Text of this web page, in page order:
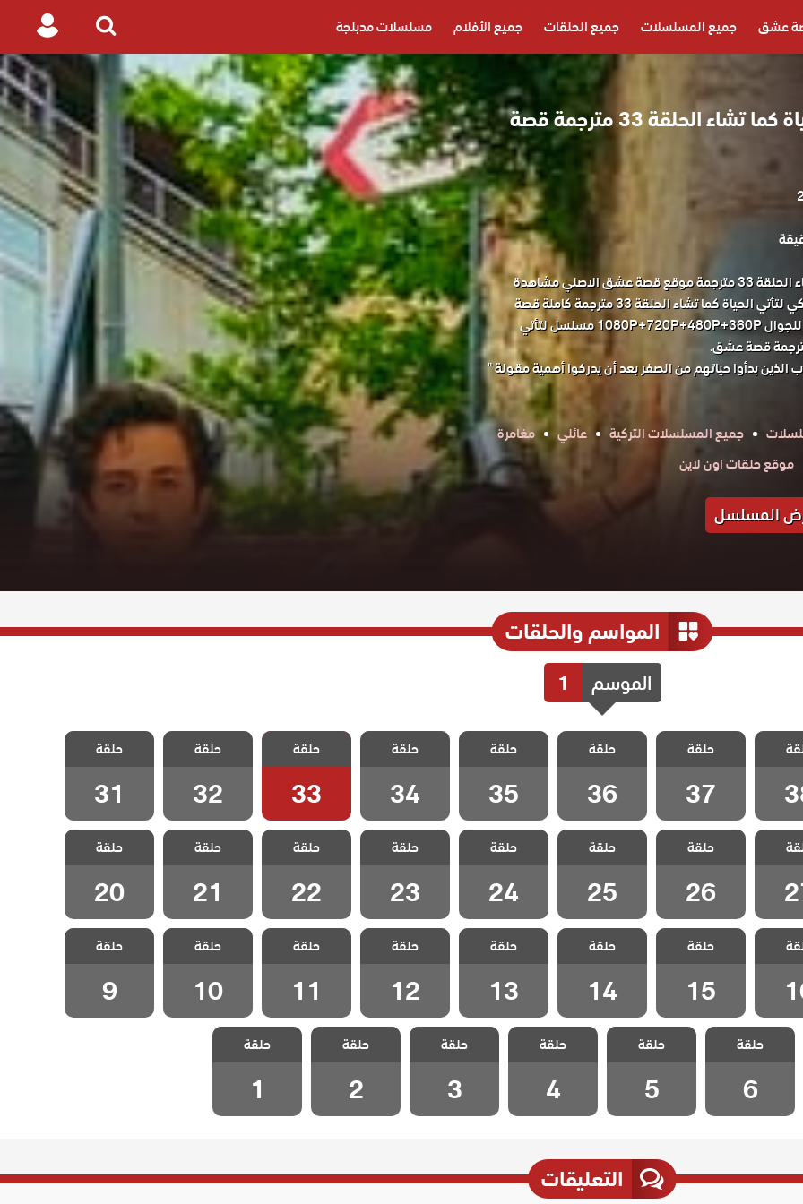
عشق جميع المسلسلات جميع الحلقات جميع الأفلام مسلسلات مدبلجة
Search
for
Login
مسلسل لتأتي الحياة كما تشاء الحلقة 33 مترجمة قصة
مسلسل لتأتي الحياة كما تشاء الحلقة 33 مترجمة موقع قصة عشق الاصلي مشاهدة
وتحميل حصريا المسلسل التركي لتأتي الحياة كما تشاء الحلقة 33 مترجمة كاملة قصة
عشق باكثر من جودة مناسبة للجوال 1080P+720P+480P+360P مسلسل لتأتي
الذين بدأوا حياتهم من الصفر بعد أن يدركوا أهمية مقولة "
جميع المسلسلات التركية عائلي
مغامرة
موقع حلقات اون لاين
المسلسل
المواسم والحلقات
الموسم 1
لتأتي
تشاء
38
مسلسل لتأتي
الحياة كما تشاء
الحلقة 37
حلقة
37
مسلسل لتأتي
الحياة كما تشاء
الحلقة 36
حلقة
36
مسلسل لتأتي
الحياة كما تشاء
الحلقة 35
حلقة
35
مسلسل لتأتي
الحياة كما تشاء
الحلقة 34
حلقة
34
مسلسل لتأتي
الحياة كما تشاء
الحلقة 33
حلقة
33
مسلسل لتأتي
الحياة كما تشاء
الحلقة 32
حلقة
32
مسلسل لتأتي
الحياة كما تشاء
الحلقة 31
حلقة
31
لتأتي
تشاء
27
مسلسل لتأتي
الحياة كما تشاء
الحلقة 26
حلقة
26
مسلسل لتأتي
الحياة كما تشاء
الحلقة 25
حلقة
25
مسلسل لتأتي
الحياة كما تشاء
الحلقة 24
حلقة
24
مسلسل لتأتي
الحياة كما تشاء
الحلقة 23
حلقة
23
مسلسل لتأتي
الحياة كما تشاء
الحلقة 22
حلقة
22
مسلسل لتأتي
الحياة كما تشاء
الحلقة 21
حلقة
21
مسلسل لتأتي
الحياة كما تشاء
الحلقة 20
حلقة
20
لتأتي
تشاء
16
مسلسل لتأتي
الحياة كما تشاء
الحلقة 15
حلقة
15
مسلسل لتأتي
الحياة كما تشاء
الحلقة 14
حلقة
14
مسلسل لتأتي
الحياة كما تشاء
الحلقة 13
حلقة
13
مسلسل لتأتي
الحياة كما تشاء
الحلقة 12
حلقة
12
مسلسل لتأتي
الحياة كما تشاء
الحلقة 11
حلقة
11
مسلسل لتأتي
الحياة كما تشاء
الحلقة 10
حلقة
10
مسلسل لتأتي
الحياة كما تشاء
الحلقة 9
حلقة
9
مسلسل لتأتي
الحياة كما تشاء
الحلقة 6
حلقة
6
مسلسل لتأتي
الحياة كما تشاء
الحلقة 5
حلقة
5
مسلسل لتأتي
الحياة كما تشاء
الحلقة 4
حلقة
4
مسلسل لتأتي
الحياة كما تشاء
الحلقة 3
حلقة
3
مسلسل لتأتي
الحياة كما تشاء
الحلقة 2
حلقة
2
مسلسل لتأتي
الحياة كما تشاء
الحلقة 1
حلقة
1
التعليقات